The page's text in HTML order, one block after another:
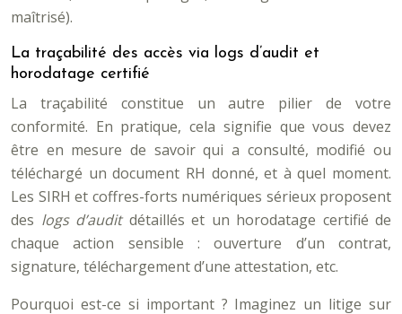
maîtrisé).
La traçabilité des accès via logs d’audit et
horodatage certifié
La traçabilité constitue un autre pilier de votre
conformité. En pratique, cela signifie que vous devez
être en mesure de savoir qui a consulté, modifié ou
téléchargé un document RH donné, et à quel moment.
Les SIRH et coffres-forts numériques sérieux proposent
des logs d’auditdétaillés et un horodatage certifié de
chaque action sensible : ouverture d’un contrat,
signature, téléchargement d’une attestation, etc.
Pourquoi est-ce si important ? Imaginez un litige sur